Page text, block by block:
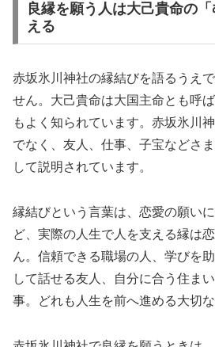
良縁を願う人は大己貴命の
える
赤坂氷川神社の縁結びを語るうえ
せん。大己貴命は大国主命とも呼
もよく知られています。赤坂氷川
でなく、友人、仕事、子宝などさ
して説明されています。
縁結びという言葉は、恋愛の願い
ど、実際の人生で人を支える縁は
ん。信頼できる職場の人、学びを
して話せる友人、自分に合う住ま
事。どれも人生を前へ進める大切な